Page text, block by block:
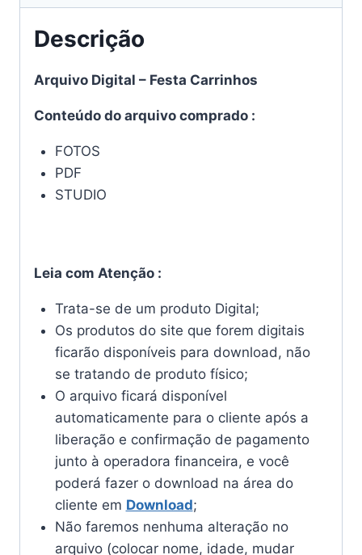
Descrição
Arquivo Digital – Festa Carrinhos
Conteúdo do arquivo comprado :
FOTOS
PDF
STUDIO
Leia com Atenção :
Trata-se de um produto Digital;
Os produtos do site que forem digitais
ficarão disponíveis para download, não
se tratando de produto físico;
O arquivo ficará disponível
automaticamente para o cliente após a
liberação e confirmação de pagamento
junto à operadora financeira, e você
poderá fazer o download na área do
cliente em Download;
Não faremos nenhuma alteração no
arquivo (colocar nome, idade, mudar